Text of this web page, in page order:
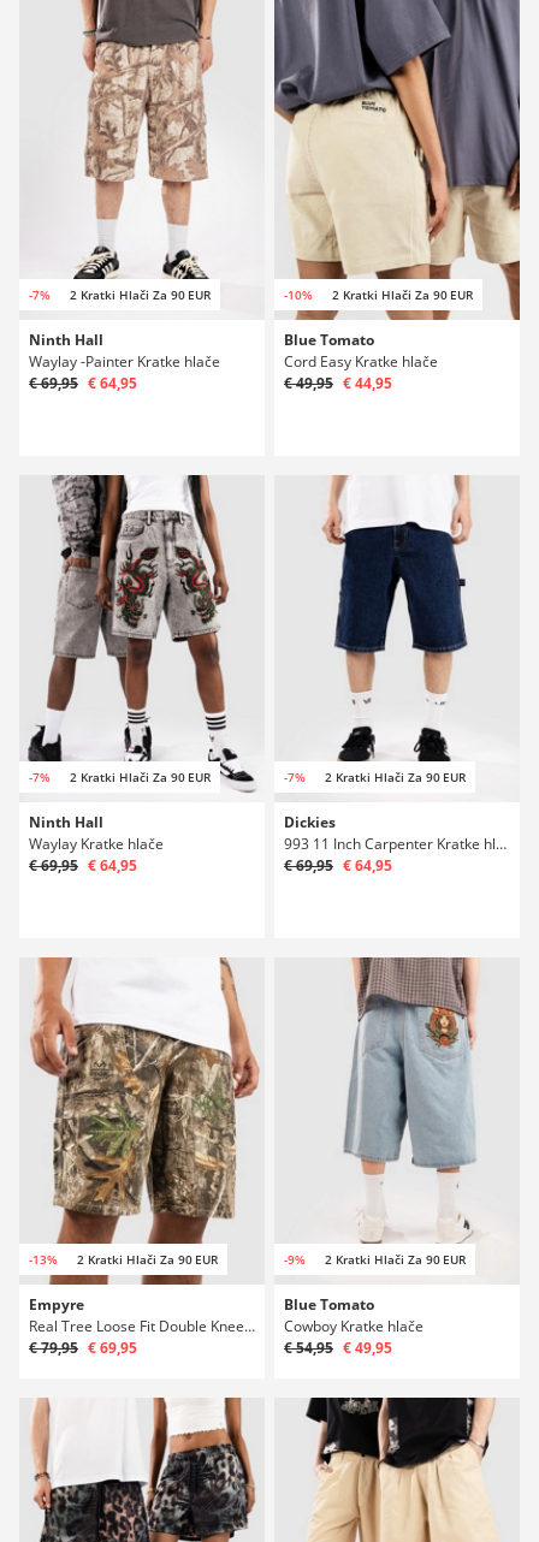
-7% 2 Kratki Hlači Za 90 EUR
Ninth Hall
Waylay -Painter Kratke hlače
€ 69,95 € 64,95
-10% 2 Kratki Hlači Za 90 EUR
Blue Tomato
Cord Easy Kratke hlače
€ 49,95 € 44,95
-7% 2 Kratki Hlači Za 90 EUR
Ninth Hall
Waylay Kratke hlače
€ 69,95 € 64,95
-7% 2 Kratki Hlači Za 90 EUR
Dickies
993 11 Inch Carpenter Kratke hlače
€ 69,95 € 64,95
-13% 2 Kratki Hlači Za 90 EUR
Empyre
Real Tree Loose Fit Double Knee Sk8 Kratke hlače
€ 79,95 € 69,95
-9% 2 Kratki Hlači Za 90 EUR
Blue Tomato
Cowboy Kratke hlače
€ 54,95 € 49,95